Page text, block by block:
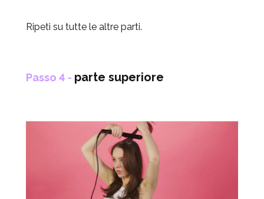
Ripeti su tutte le altre parti.
Passo 4 - parte superiore